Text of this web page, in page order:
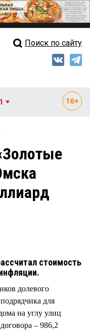
выпуск
Поиск по сайту
стоимость
долевого
для
на углу улиц
– 986,2